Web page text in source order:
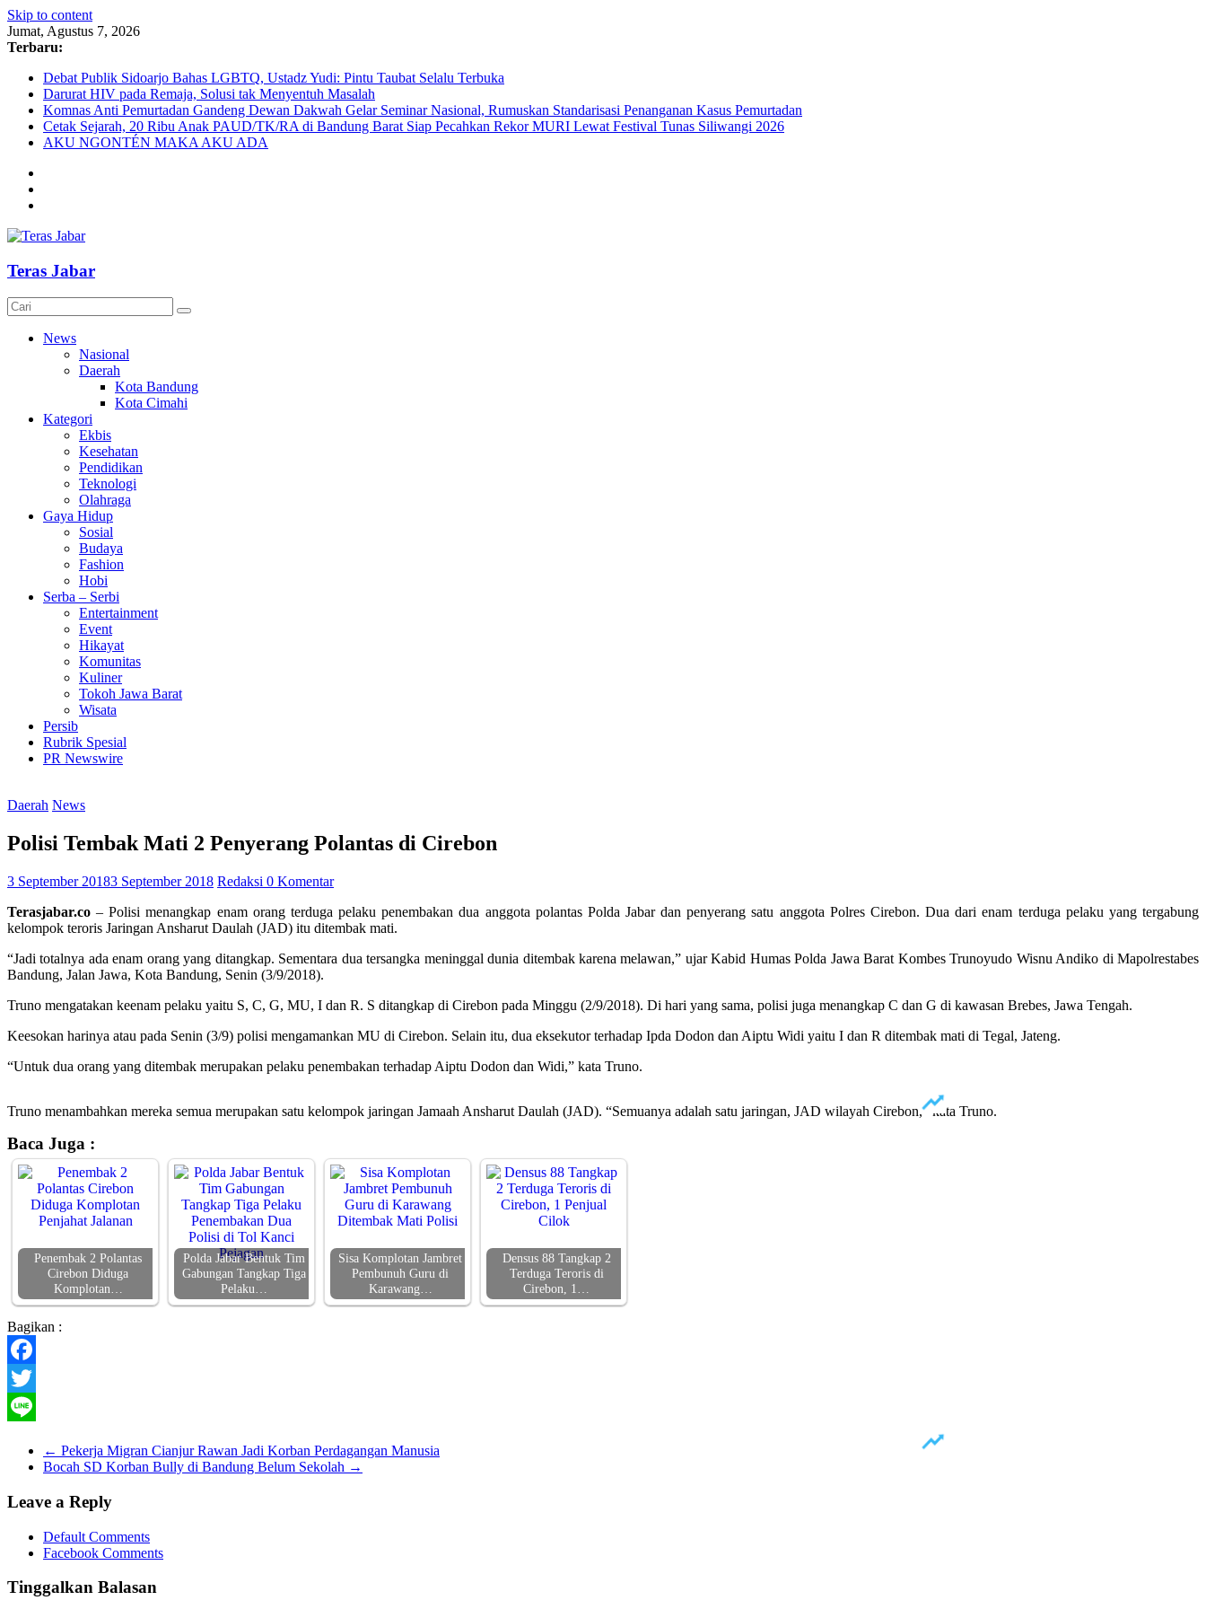
Skip to content
Jumat, Agustus 7, 2026
Terbaru:
Debat Publik Sidoarjo Bahas LGBTQ, Ustadz Yudi: Pintu Taubat Selalu Terbuka
Darurat HIV pada Remaja, Solusi tak Menyentuh Masalah
Komnas Anti Pemurtadan Gandeng Dewan Dakwah Gelar Seminar Nasional, Rumuskan Standarisasi Penanganan Kasus Pemurtadan
Cetak Sejarah, 20 Ribu Anak PAUD/TK/RA di Bandung Barat Siap Pecahkan Rekor MURI Lewat Festival Tunas Siliwangi 2026
AKU NGONTÉN MAKA AKU ADA
Teras Jabar
News
Nasional
Daerah
Kota Bandung
Kota Cimahi
Kategori
Ekbis
Kesehatan
Pendidikan
Teknologi
Olahraga
Gaya Hidup
Sosial
Budaya
Fashion
Hobi
Serba – Serbi
Entertainment
Event
Hikayat
Komunitas
Kuliner
Tokoh Jawa Barat
Wisata
Persib
Rubrik Spesial
PR Newswire
Daerah News
Polisi Tembak Mati 2 Penyerang Polantas di Cirebon
3 September 20183 September 2018 Redaksi 0 Komentar
Terasjabar.co – Polisi menangkap enam orang terduga pelaku penembakan dua anggota polantas Polda Jabar dan penyerang satu anggota Polres Cirebon. Dua dari enam terduga pelaku yang tergabung
kelompok teroris Jaringan Ansharut Daulah (JAD) itu ditembak mati.
“Jadi totalnya ada enam orang yang ditangkap. Sementara dua tersangka meninggal dunia ditembak karena melawan,” ujar Kabid Humas Polda Jawa Barat Kombes Trunoyudo Wisnu Andiko di Mapolrestabes
Bandung, Jalan Jawa, Kota Bandung, Senin (3/9/2018).
Truno mengatakan keenam pelaku yaitu S, C, G, MU, I dan R. S ditangkap di Cirebon pada Minggu (2/9/2018). Di hari yang sama, polisi juga menangkap C dan G di kawasan Brebes, Jawa Tengah.
Keesokan harinya atau pada Senin (3/9) polisi mengamankan MU di Cirebon. Selain itu, dua eksekutor terhadap Ipda Dodon dan Aiptu Widi yaitu I dan R ditembak mati di Tegal, Jateng.
“Untuk dua orang yang ditembak merupakan pelaku penembakan terhadap Aiptu Dodon dan Widi,” kata Truno.
Truno menambahkan mereka semua merupakan satu kelompok jaringan Jamaah Ansharut Daulah (JAD). “Semuanya adalah satu jaringan, JAD wilayah Cirebon,” kata Truno.
Baca Juga :
Penembak 2 Polantas
Cirebon Diduga
Komplotan…
Polda Jabar Bentuk Tim
Gabungan Tangkap Tiga
Pelaku…
Sisa Komplotan Jambret
Pembunuh Guru di
Karawang…
Densus 88 Tangkap 2
Terduga Teroris di
Cirebon, 1…
Bagikan :
Facebook
Twitter
← Pekerja Migran Cianjur Rawan Jadi Korban Perdagangan Manusia
Bocah SD Korban Bully di Bandung Belum Sekolah →
Leave a Reply
Default Comments
Facebook Comments
Tinggalkan Balasan